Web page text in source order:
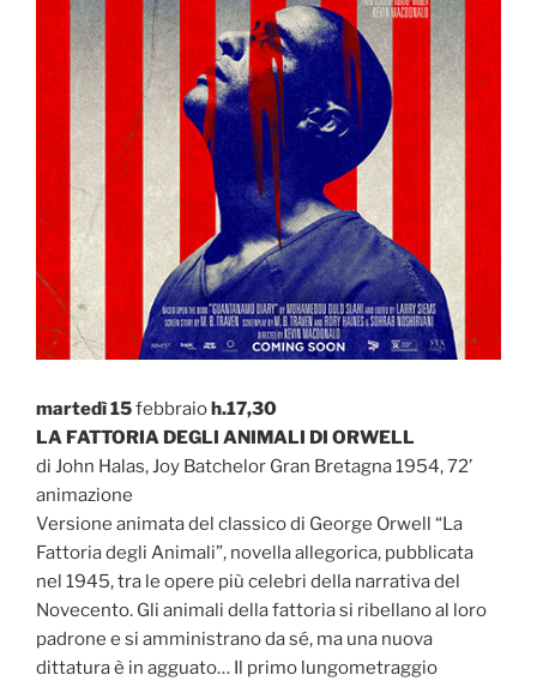
martedì 15febbraioh.17,30
LA FATTORIA DEGLI ANIMALI DI ORWELL
di John Halas, Joy Batchelor Gran Bretagna 1954, 72’
animazione
Versione animata del classico di George Orwell “La
Fattoria degli Animali”, novella allegorica, pubblicata
nel 1945, tra le opere più celebri della narrativa del
Novecento. Gli animali della fattoria si ribellano al loro
padrone e si amministrano da sé, ma una nuova
dittatura è in agguato… Il primo lungometraggio